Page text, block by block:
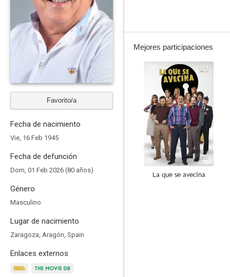
Favorito/a
Fecha de nacimiento
Vie, 16 Feb 1945
Fecha de defunción
Dom, 01 Feb 2026 (80 años)
Género
Masculino
Lugar de nacimiento
Zaragoza, Aragón, Spain
Enlaces externos
Mejores participaciones
8.1
La que se avecina